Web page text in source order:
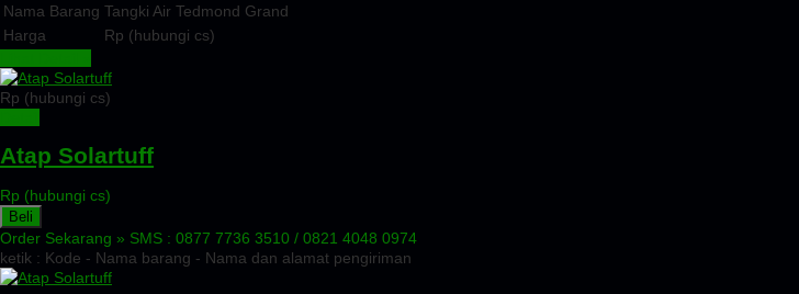
Nama Barang Tangki Air Tedmond Grand
Harga
Rp (hubungi cs)
Rp (hubungi cs)
Atap Solartuff
Rp (hubungi cs)
Beli
Order Sekarang » SMS : 0877 7736 3510 / 0821 4048 0974
ketik : Kode - Nama barang - Nama dan alamat pengiriman